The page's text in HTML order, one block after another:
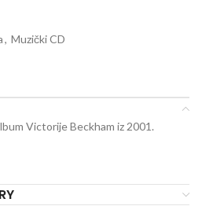
, Muzički CD
Victorije Beckham iz 2001.